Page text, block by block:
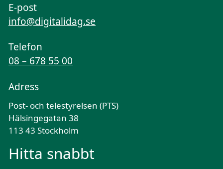
E-post
info@digitalidag.se
Telefon
08 – 678 55 00
Adress
Post- och telestyrelsen (PTS)
Hälsingegatan 38
113 43 Stockholm
Hitta snabbt